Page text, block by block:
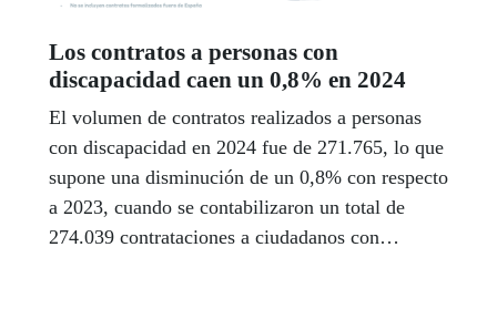
Los contratos a personas con
discapacidad caen un 0,8% en 2024
El volumen de contratos realizados a personas
con discapacidad en 2024 fue de 271.765, lo que
supone una disminución de un 0,8% con respecto
a 2023, cuando se contabilizaron un total de
274.039 contrataciones a ciudadanos con